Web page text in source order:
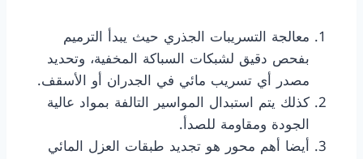
​معالجة التسريبات الجذري حيث يبدأ الترميم
بفحص دقيق لشبكات السباكة المخفية، وتحديد
مصدر أي تسريب مائي في الجدران أو الأسقف.
كذلك يتم استبدال المواسير التالفة بمواد عالية
الجودة ومقاومة للصدأ.
​أيضا أهم محور هو تجديد طبقات العزل المائي